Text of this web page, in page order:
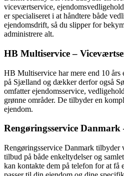
viceværtservice,
er specialiseret i at håndtere både
ejendomsdrift, så du slipper for
administrere alt.
HB Multiservice –
HB Multiservice har mere end 10
på Sjælland og dækker derfor også
omfatter ejendomsservice,
grønne områder. De tilbyder en
ejendom.
Rengøringsservice Danmark
Rengøringsservice Danmark
tilbud på både enkeltydelser og
kan kontakte dem på telefon for at få